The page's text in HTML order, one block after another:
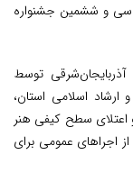
سی و ششمین جشنواره
توسط
اسلامی استان،
اعتلای سطح کیفی هنر
اجراهای عمومی برای